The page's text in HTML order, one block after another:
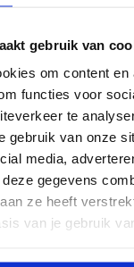
gebruik van
om content en
functies voor
te
gebruik van onze
media,
gegevens
ze heeft
van je gebruik
& doosjes en voor
nieuw en